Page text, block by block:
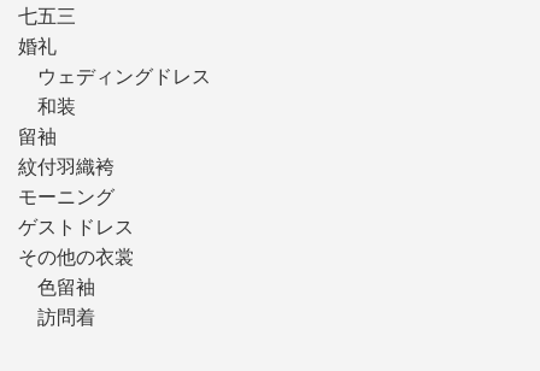
七五三
婚礼
ウェディングドレス
和装
留袖
紋付羽織袴
モーニング
ゲストドレス
その他の衣裳
色留袖
訪問着